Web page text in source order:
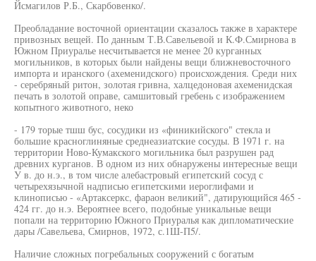
Йсмагилов Р.Б., Скарбовенко/.
Преобладание восточной ориентации сказалось также в характере
привозных вещей. По данным Т.В.Савельевой и К.Ф.Смирнова в
Южном Приуралье несчитывается не менее 20 курганных
могильников, в которых были найдены вещи ближневосточного
импорта и иранского (ахеменидского) происхождения. Среди них
- серебряный ритон, золотая гривна, халцедоновая ахеменидская
печать в золотой оправе, самшитовый гребень с изображением
копытного животного, неко
- 179 торые тшш бус, сосудики из «финикийского" стекла и
большие красноглиняные среднеазиатские сосуды. В 1971 г. на
территории Ново-Кумакского могильника был разрушен рад
древних курганов. В одном из них обнаружены интересные вещи
У в. до н.э., в том числе алебастровый египетский сосуд с
четырехязычной надписью египетскими иероглифами и
клинописью - «Артаксеркс, фараон великий", датирующийся 465 -
424 гг. до н.э. Вероятнее всего, подобные уникальные вещи
попали на территорию Южного Приуралья как дипломатические
дары /Савельева, Смирнов, 1972, с.1Ш-П5/.
Наличие сложных погребальных сооружений с богатым